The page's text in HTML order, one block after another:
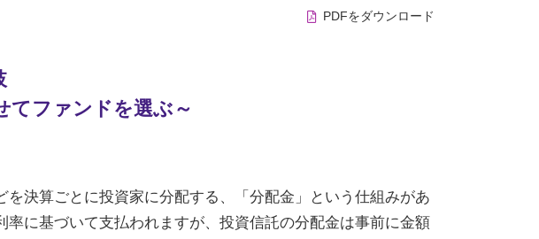
PDFをダウンロード
てファンドを選ぶ～
決算ごとに投資家に分配する、「分配金」という仕組みがあ
率に基づいて支払われますが、投資信託の分配金は事前に金額